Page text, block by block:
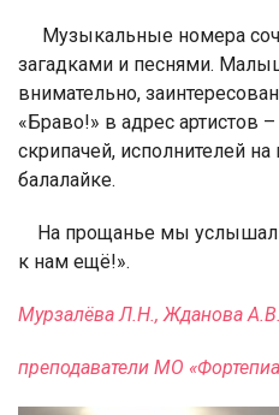
Музыкальные номера
загадками и песнями.
внимательно,
«Браво!» в адрес артистов
скрипачей, исполнителей на
балалайке.
На прощанье мы
к нам ещё!».
Мурзалёва Л.Н., Жданова
преподаватели МО